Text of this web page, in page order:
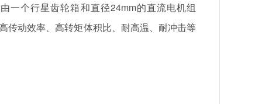
一个行星齿轮箱和直径24mm的直流电机组
传动效率、高转矩体积比、耐高温、耐冲击等